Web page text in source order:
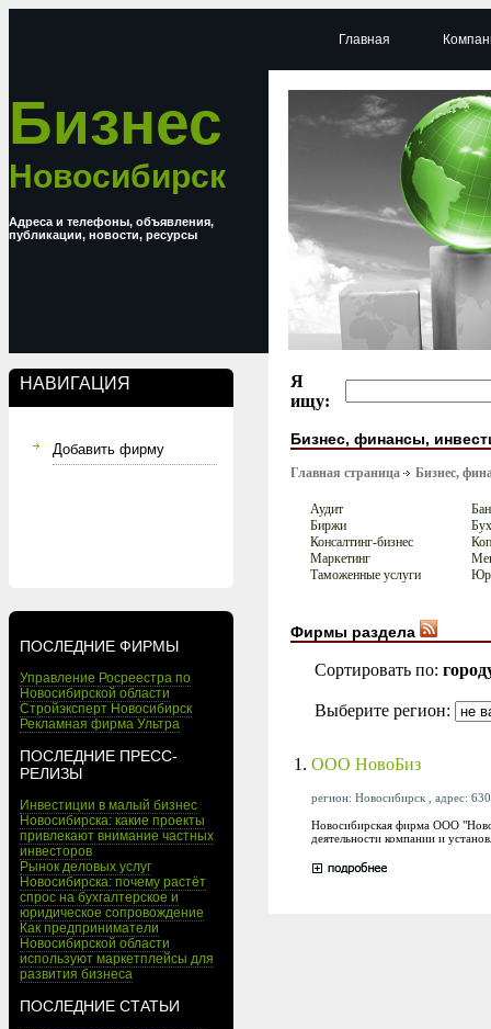
Бизнес
Новосибирск
Адреса и телефоны, объявления,
публикации, новости, ресурсы
НАВИГАЦИЯ
Добавить фирму
ПОСЛЕДНИЕ ФИРМЫ
Управление Росреестра по
Новосибирской области
Стройэксперт Новосибирск
Рекламная фирма Ультра
ПОСЛЕДНИЕ ПРЕСС-
РЕЛИЗЫ
Инвестиции в малый бизнес
Новосибирска: какие проекты
привлекают внимание частных
инвесторов
Рынок деловых услуг
Новосибирска: почему растёт
спрос на бухгалтерское и
юридическое сопровождение
Как предприниматели
Новосибирской области
используют маркетплейсы для
развития бизнеса
ПОСЛЕДНИЕ СТАТЬИ
Главная
Я
ищу:
Бизнес, финансы,
Главная страница Бизнес,
Аудит
Биржи
Консалтинг-бизнес
Маркетинг
Таможенные услуги
Фирмы раздела
Сортировать по:
Выберите регион:
1. ООО НовоБиз
регион: Новосибирск , адрес:
Новосибирская фирма ООО
деятельности компании и